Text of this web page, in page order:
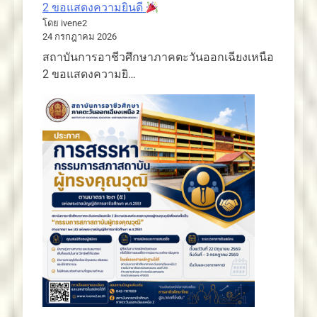
2 ขอแสดงความยินดี
โดย ivene2
24 กรกฎาคม 2026
สถาบันการอาชีวศึกษาภาคตะวันออกเฉียงเหนือ
2 ขอแสดงความยิ…